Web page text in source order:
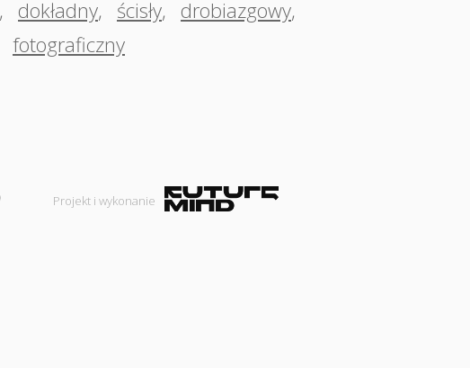
, dokładny, ścisły, drobiazgowy,
fotograficzny
Projekt i wykonanie